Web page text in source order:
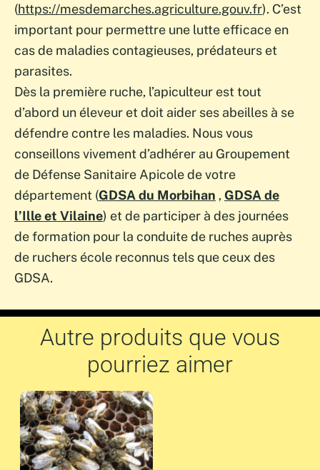
(https://mesdemarches.agriculture.gouv.fr). C’est
important pour permettre une lutte efficace en
cas de maladies contagieuses, prédateurs et
parasites.
Dès la première ruche, l’apiculteur est tout
d’abord un éleveur et doit aider ses abeilles à se
défendre contre les maladies. Nous vous
conseillons vivement d’adhérer au Groupement
de Défense Sanitaire Apicole de votre
département (GDSA du Morbihan , GDSA de
l’Ille et Vilaine) et de participer à des journées
de formation pour la conduite de ruches auprès
de ruchers école reconnus tels que ceux des
GDSA.
Autre produits que vous
pourriez aimer